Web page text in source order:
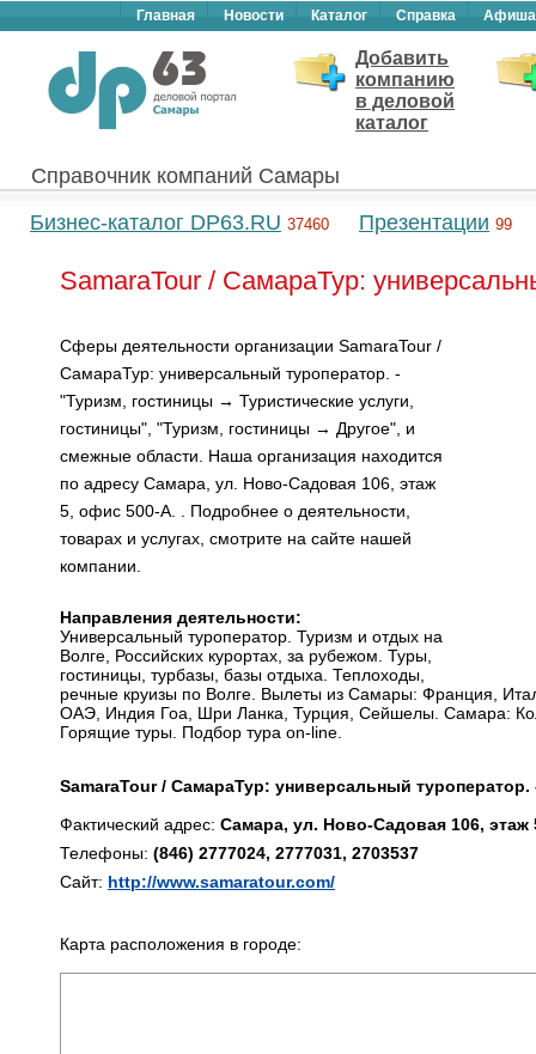
Главная Новости Каталог Справка Афиша
Добавить
компанию
в деловой
каталог
Справочник компаний Самары
Бизнес-каталог DP63.RU 37460 Презентации 99
SamaraTour / СамараТур:
Сферы деятельности организации SamaraTour /
СамараТур: универсальный туроператор. -
"Туризм, гостиницы → Туристические услуги,
гостиницы", "Туризм, гостиницы → Другое", и
смежные области. Наша организация находится
по адресу Самара, ул. Ново-Садовая 106, этаж
5, офис 500-А. . Подробнее о деятельности,
товарах и услугах, смотрите на сайте нашей
компании.
Направления деятельности:
Универсальный туроператор. Туризм и отдых на
Волге, Российских курортах, за рубежом. Туры,
гостиницы, турбазы, базы отдыха. Теплоходы,
речные круизы по Волге. Вылеты из Самары: Франция,
ОАЭ, Индия Гоа, Шри Ланка, Турция, Сейшелы. Самара:
Горящие туры. Подбор тура on-line.
SamaraTour / СамараТур: универсальный
Фактический адрес: Самара, ул. Ново-Садовая 106, этаж
Телефоны: (846) 2777024, 2777031, 2703537
Сайт: http://www.samaratour.com/
Карта расположения в городе: